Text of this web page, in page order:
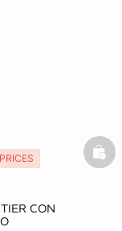
CON